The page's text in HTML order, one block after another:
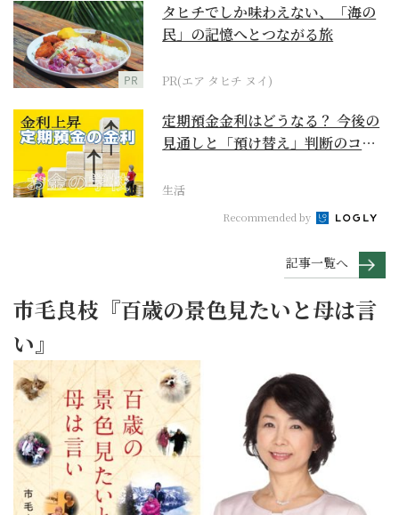
PR
タヒチでしか味わえない、「海の
民」の記憶へとつながる旅
PR(エア タヒチ ヌイ)
定期預金金利はどうなる？ 今後の
見通しと「預け替え」判断のコツ
生活
Recommended by
記事一覧へ
市毛良枝『百歳の景色見たいと母は言
い』